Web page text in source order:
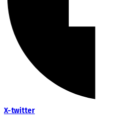
X-twitter